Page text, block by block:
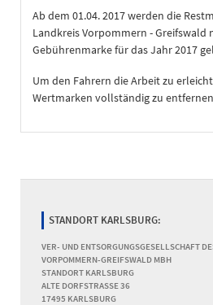
Ab dem 01.04. 2017 werden die
Landkreis Vorpommern -
Gebührenmarke für das Jahr 2017
Um den Fahrern die Arbeit zu
Wertmarken vollständig zu
STANDORT KARLSBURG:
VER- UND ENTSORGUNGSGESELLSCHAFT
VORPOMMERN-GREIFSWALD MBH
STANDORT KARLSBURG
ALTE DORFSTRASSE 36
17495 KARLSBURG